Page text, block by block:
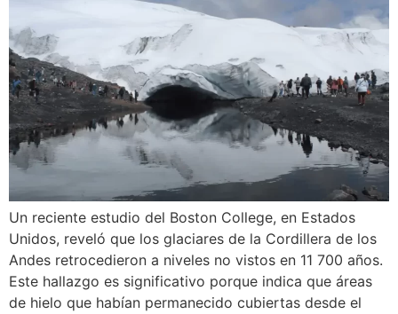
Un reciente estudio del Boston College, en Estados
Unidos, reveló que los glaciares de la Cordillera de los
Andes retrocedieron a niveles no vistos en 11 700 años.
Este hallazgo es significativo porque indica que áreas
de hielo que habían permanecido cubiertas desde el